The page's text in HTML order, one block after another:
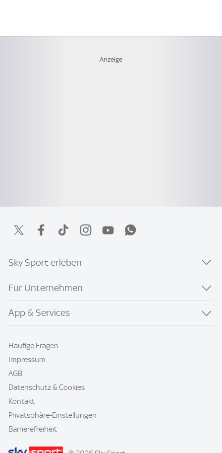
Sky Sport erleben
Für Unternehmen
App & Services
Häufige Fragen
Impressum
AGB
Datenschutz & Cookies
Kontakt
Privatsphäre-Einstellungen
Barrierefreiheit